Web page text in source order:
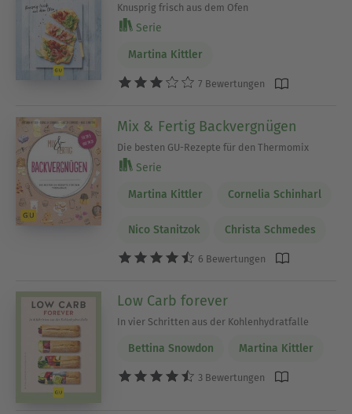
Knusprig frisch aus dem Ofen
Serie
Martina Kittler
7 Bewertungen
Mix & Fertig Backvergnügen
Die besten GU-Rezepte für den Thermomix
Serie
Martina Kittler Cornelia Schinharl
Nico Stanitzok Christa Schmedes
6 Bewertungen
Low Carb forever
In vier Schritten aus der Kohlenhydratfalle
Bettina Snowdon Martina Kittler
3 Bewertungen